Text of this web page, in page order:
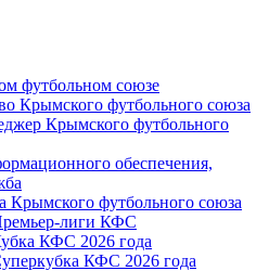
футбольном союзе
Крымского футбольного союза
Крымского футбольного
обеспечения,
Крымского футбольного союза
лиги КФС
КФС 2026 года
КФС 2026 года